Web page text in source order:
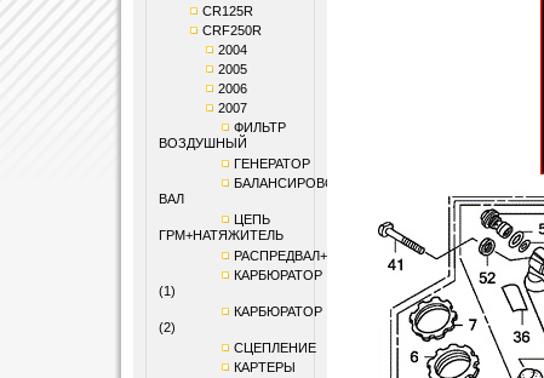
CR125R
CRF250R
2004
2005
2006
2007
ФИЛЬТР
ВОЗДУШНЫЙ
ГЕНЕРАТОР
БАЛАНСИРОВОЧНЫЙ
ВАЛ
ЦЕПЬ
ГРМ+НАТЯЖИТЕЛЬ
РАСПРЕДВАЛ+КЛАПАНЫ
КАРБЮРАТОР
(1)
КАРБЮРАТОР
(2)
СЦЕПЛЕНИЕ
КАРТЕРЫ